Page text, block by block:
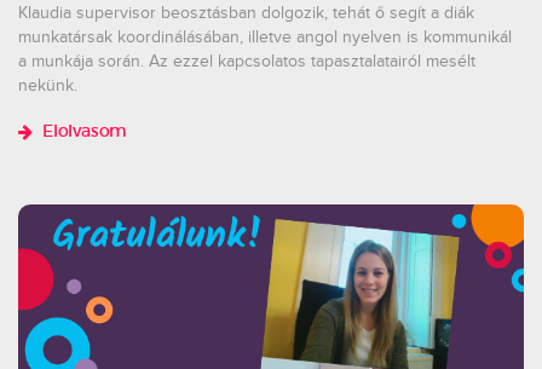
Klaudia supervisor beosztásban dolgozik, tehát ő segít a diák
munkatársak koordinálásában, illetve angol nyelven is kommunikál
a munkája során. Az ezzel kapcsolatos tapasztalatairól mesélt
nekünk.
Elolvasom